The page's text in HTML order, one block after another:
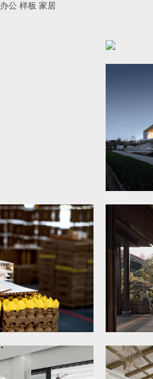
办公 样板 家居